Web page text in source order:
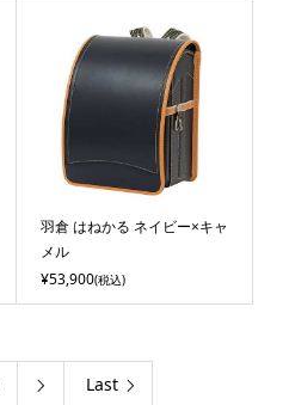
羽倉 はねかる ネイビー×キャ
メル
¥53,900(税込)
 Last